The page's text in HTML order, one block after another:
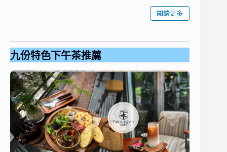
閱讀更多
九份特色下午茶推薦